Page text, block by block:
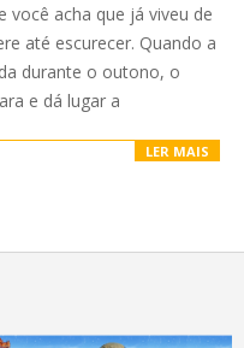
você acha que já viveu de
até escurecer. Quando a
durante o outono, o
e dá lugar a
LER MAIS